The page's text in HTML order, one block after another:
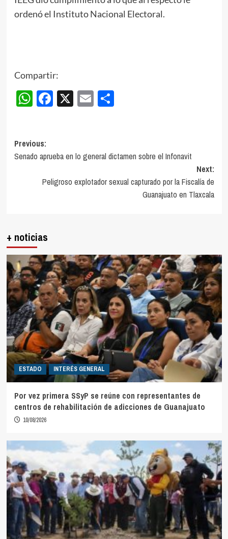
ordenó el Instituto Nacional Electoral.
Compartir:
WhatsApp
Facebook
X EmailCompartir
Post
navigation
Previous:
Senado aprueba en lo general dictamen sobre el Infonavit
Next:
Peligroso explotador sexual capturado por la Fiscalía de
Guanajuato en Tlaxcala
+ noticias
ESTADO INTERÉS GENERAL
Por vez primera SSyP se reúne con representantes de
centros de rehabilitación de adicciones de Guanajuato
10/08/2026